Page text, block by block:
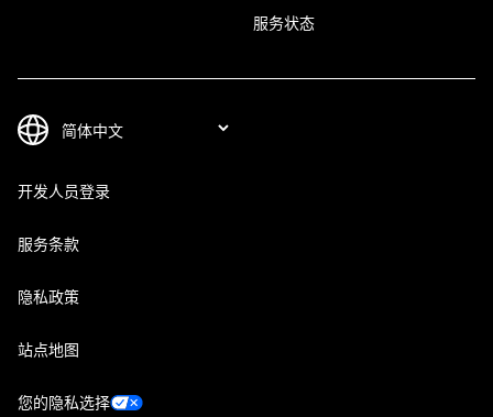
服务状态
开发人员登录
服务条款
隐私政策
站点地图
您的隐私选择